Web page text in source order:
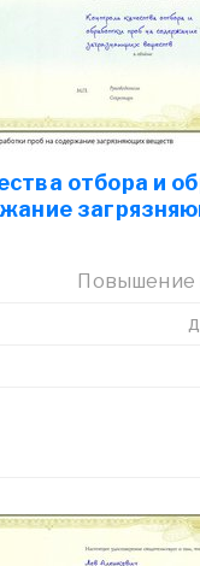
отбора и
Повышение